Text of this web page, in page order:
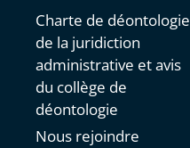
Charte de déontologie
de la juridiction
administrative et avis
du collège de
déontologie
Nous rejoindre